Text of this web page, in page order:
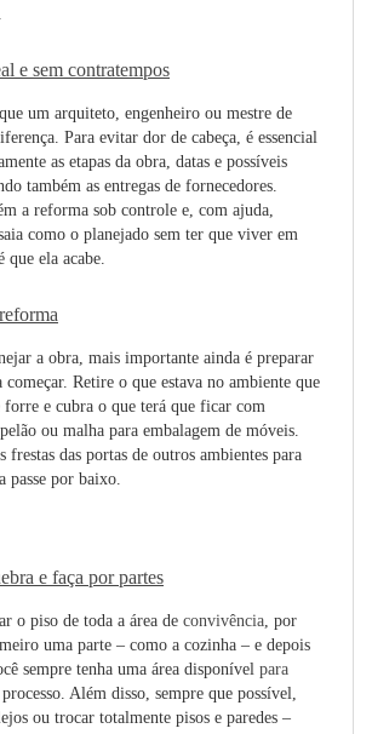
e sem contratempos
um arquiteto, engenheiro ou mestre de
Para evitar dor de cabeça, é essencial
as etapas da obra, datas e possíveis
também as entregas de fornecedores.
a reforma sob controle e, com ajuda,
como o planejado sem ter que viver em
que ela acabe.
a obra, mais importante ainda é preparar
começar. Retire o que estava no ambiente que
forre e cubra o que terá que ficar com
ou malha para embalagem de móveis.
frestas das portas de outros ambientes para
passe por baixo.
e faça por partes
o piso de toda a área de convivência, por
uma parte – como a cozinha – e depois
sempre tenha uma área disponível para
Além disso, sempre que possível,
ou trocar totalmente pisos e paredes –